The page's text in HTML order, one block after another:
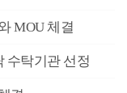
MOU 체결
수탁기관 선정